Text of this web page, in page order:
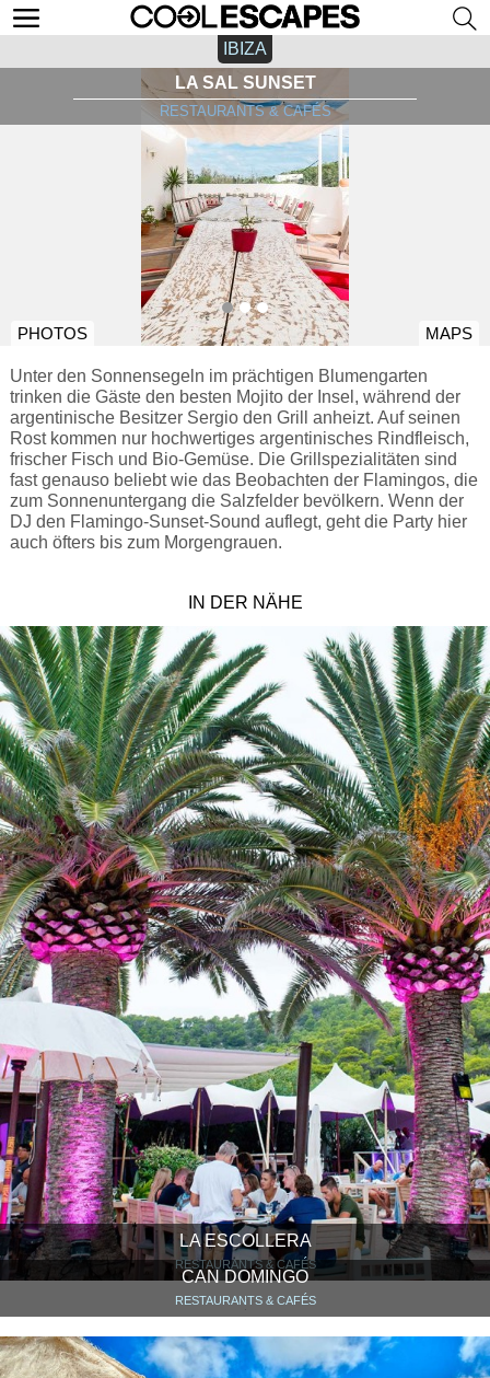
IBIZA
LA SAL SUNSET
RESTAURANTS & CAFÉS
PHOTOS MAPS
Unter den Sonnensegeln im prächtigen Blumengarten
trinken die Gäste den besten Mojito der Insel, während der
argentinische Besitzer Sergio den Grill anheizt. Auf seinen
Rost kommen nur hochwertiges argentinisches Rindfleisch,
frischer Fisch und Bio-Gemüse. Die Grillspezialitäten sind
fast genauso beliebt wie das Beobachten der Flamingos, die
zum Sonnenuntergang die Salzfelder bevölkern. Wenn der
DJ den Flamingo-Sunset-Sound auflegt, geht die Party hier
auch öfters bis zum Morgengrauen.
IN DER NÄHE
LA ESCOLLERA
RESTAURANTS & CAFÉS
CAN DOMINGO
RESTAURANTS & CAFÉS